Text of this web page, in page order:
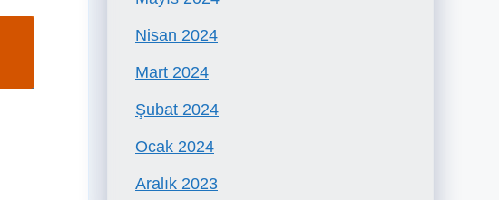
Nisan 2024
Mart 2024
Şubat 2024
Ocak 2024
Aralık 2023